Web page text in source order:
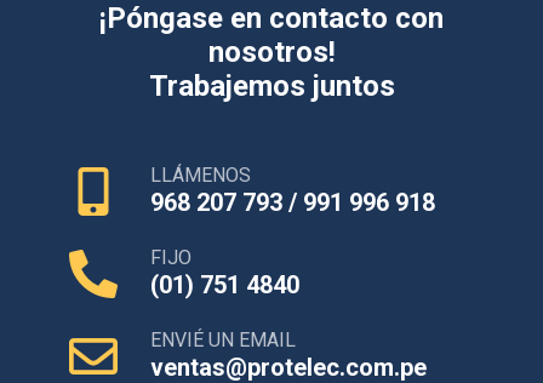
¡Póngase en contacto con
nosotros!
Trabajemos juntos
LLÁMENOS
968 207 793 / 991 996 918
FIJO
(01) 751 4840
ENVIÉ UN EMAIL
ventas@protelec.com.pe